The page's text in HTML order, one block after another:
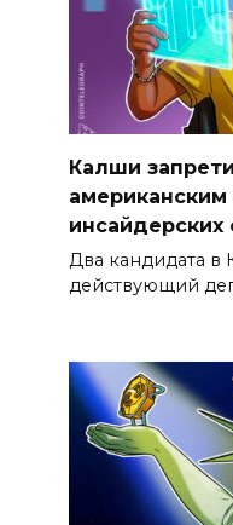
Калши
американским
инсайдерских
Два кандидата
действующий